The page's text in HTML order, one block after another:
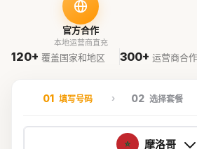
官方合作
本地运营商直充
120+ 覆盖国家和地区 300+ 运营商合作
01 填写号码 02 选择套餐
摩洛哥